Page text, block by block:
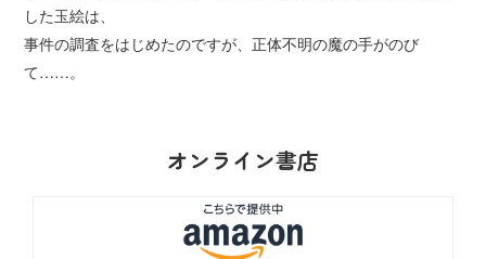
した玉絵は、
事件の調査をはじめたのですが、正体不明の魔の手がのび
て……。
オンライン書店